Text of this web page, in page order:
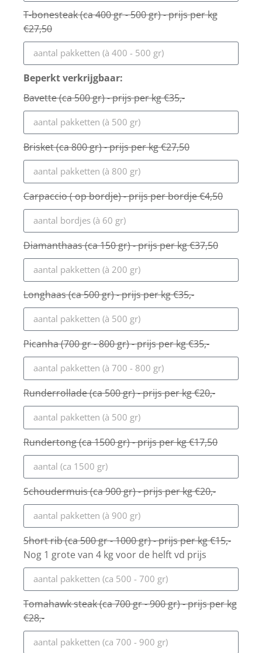
T-bonesteak (ca 400 gr - 500 gr) - prijs per kg
€27,50
Beperkt verkrijgbaar:
Bavette (ca 500 gr) - prijs per kg €35,-
Brisket (ca 800 gr) - prijs per kg €27,50
Carpaccio ( op bordje) - prijs per bordje €4,50
Diamanthaas (ca 150 gr) - prijs per kg €37,50
Longhaas (ca 500 gr) - prijs per kg €35,-
Picanha (700 gr - 800 gr) - prijs per kg €35,-
Runderrollade (ca 500 gr) - prijs per kg €20,-
Rundertong (ca 1500 gr) - prijs per kg €17,50
Schoudermuis (ca 900 gr) - prijs per kg €20,-
Short rib (ca 500 gr - 1000 gr) - prijs per kg €15,-
Nog 1 grote van 4 kg voor de helft vd prijs
Tomahawk steak (ca 700 gr - 900 gr) - prijs per kg
€28,-